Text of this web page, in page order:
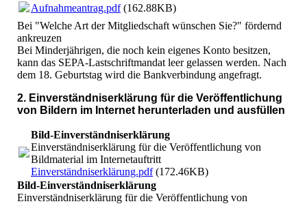
Aufnahmeantrag.pdf(162.88KB)
Bei "Welche Art der Mitgliedschaft wünschen Sie?" fördernd
ankreuzen
Bei Minderjährigen, die noch kein eigenes Konto besitzen,
kann das SEPA-Lastschriftmandat leer gelassen werden. Nach
dem 18. Geburtstag wird die Bankverbindung angefragt.
2. Einverständniserklärung für die Veröffentlichung
von Bildern im Internet herunterladen und ausfüllen
Bild-Einverständniserklärung
Einverständniserklärung für die Veröffentlichung von
Bildmaterial im Internetauftritt
Einverständniserklärung.pdf(172.46KB)
Bild-Einverständniserklärung
Einverständniserklärung für die Veröffentlichung von